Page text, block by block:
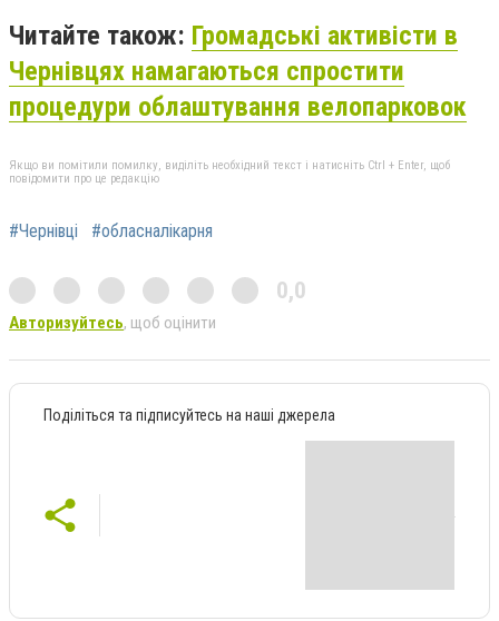
Читайте також: Громадські активісти в
Чернівцях намагаються спростити
процедури облаштування велопарковок
Якщо ви помітили помилку, виділіть необхідний текст і натисніть Ctrl + Enter, щоб
повідомити про це редакцію
#Чернівці #обласналікарня
0,0
Авторизуйтесь, щоб оцінити
Поділіться та підписуйтесь на наші джерела